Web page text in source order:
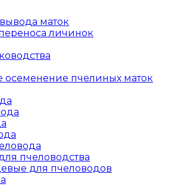
маток
личинок
осеменение пчелиных маток
пчеловодства
для пчеловодов